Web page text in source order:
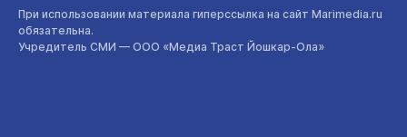
При использовании материала гиперссылка на сайт Marimedia.ru
обязательна.
Учредитель СМИ — ООО «Медиа Траст Йошкар-Ола»